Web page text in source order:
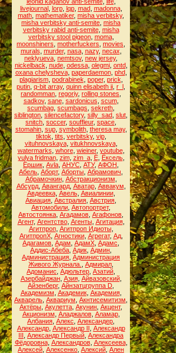
livejournal, lorp, lqp, mad, madonna,
math mathematiker, misha verbitsky,
misha verbitsky anti-semite misha
verbitsky rabid anti-semite, misha
verbitsky stool pigeon, moma,
moonshiners motherfuckers movies
murals murder, nasa, nazy, necax
neklyueva nemtsov, new jersey,
nickelback nude, odessa, olegmi, ontd,
oxana chelysheva, paperdaemon, phd,
plagiarism, podrabinek poper, prick
putin q-bit array, quinn elisabeth ii r_l
randomman regoriy, rolling stones
sadkov, sane, sardonicus scum,
scumbag scumbags sekreth
siblington silencefactory, silly_sad slut
snitch soccer, souffleur, space
stomahin, sup, symbolith, theresa may,
tiktok tits verbitsky, vip,
vituhnovskaya, vitukhnovskaya,
watermarks whore, wieiner, youtube,
yulya fridman, zim, zim_a, Ё, Ёксель,
Ёршик Аvla АНУС АТУ, АФОН
Абель Аборт, Аборты Абрамович
Абрамочкин, Абстракционизм
Абсурд, Авангард, Аватар, Аввакум
Авдеевка, Авель, Авиалинии,
Авиация Австралия Австрия
Автомобили Автопортрет,
Автостоянка Агадамов Агафонов
Агент, Агентство, Агенты, Агитация,
Агитпроп, Агитпроп Идиоты,
АгитпропХ, Агностики, Агрегат, Ад,
Адагамов Адам АдамХ Адамс
Аддис-Абеба Адик Админ
Администрация Администрация
Живого Журнала.
Адмирал
Адоманис Адюльтер Азатий
Азербайджан, Азия, Айвазовский,
Айзенберг, Айнзатцгруппа D
Академизм Академик, Академия,
Акварель Аквариум Акнтисемитизм
Актёры Акулетта Акунин Акцент,
Акционизм Аладжалов, Аламар,
Албания Алекс Александер
Александр, Александр II Александр
III Александр Первый Александра
Фёдоровна, Александров, Алексеева,
Алексей Алексенко Алексий Ален